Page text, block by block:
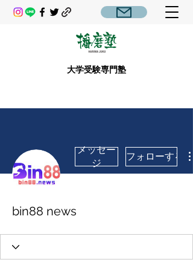
大学受験専門塾
メッセー
ジ
フォローする
bin88 news